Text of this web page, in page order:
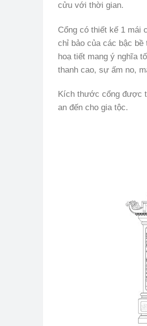
cửu với thời gian.
Cổng có thiết kế 1 mái
chỉ bảo của các bậc bề
hoạ tiết mang ý nghĩa
thanh cao, sự ấm no,
Kích thước cổng được
an đến cho gia tộc.